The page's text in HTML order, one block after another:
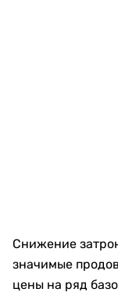
Снижение
значимые
цены на ряд